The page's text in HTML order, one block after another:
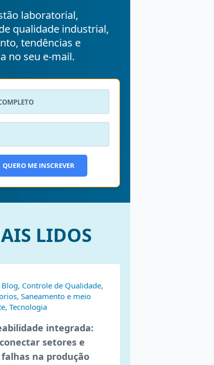
laboratorial,
qualidade industrial,
tendências e
no seu e-mail.
QUERO ME INSCREVER
LIDOS
Controle de Qualidade,
Saneamento e meio
Tecnologia
integrada:
setores e
na produção